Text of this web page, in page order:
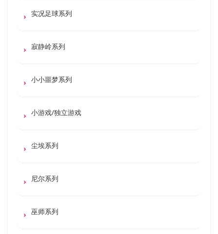
实况足球系列
寂静岭系列
小小噩梦系列
小游戏/独立游戏
尘埃系列
尼尔系列
巫师系列